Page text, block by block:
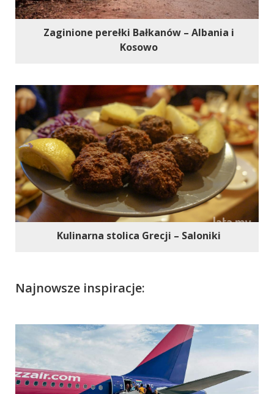
Zaginione perełki Bałkanów – Albania i
Kosowo
Kulinarna stolica Grecji – Saloniki
Najnowsze inspiracje: